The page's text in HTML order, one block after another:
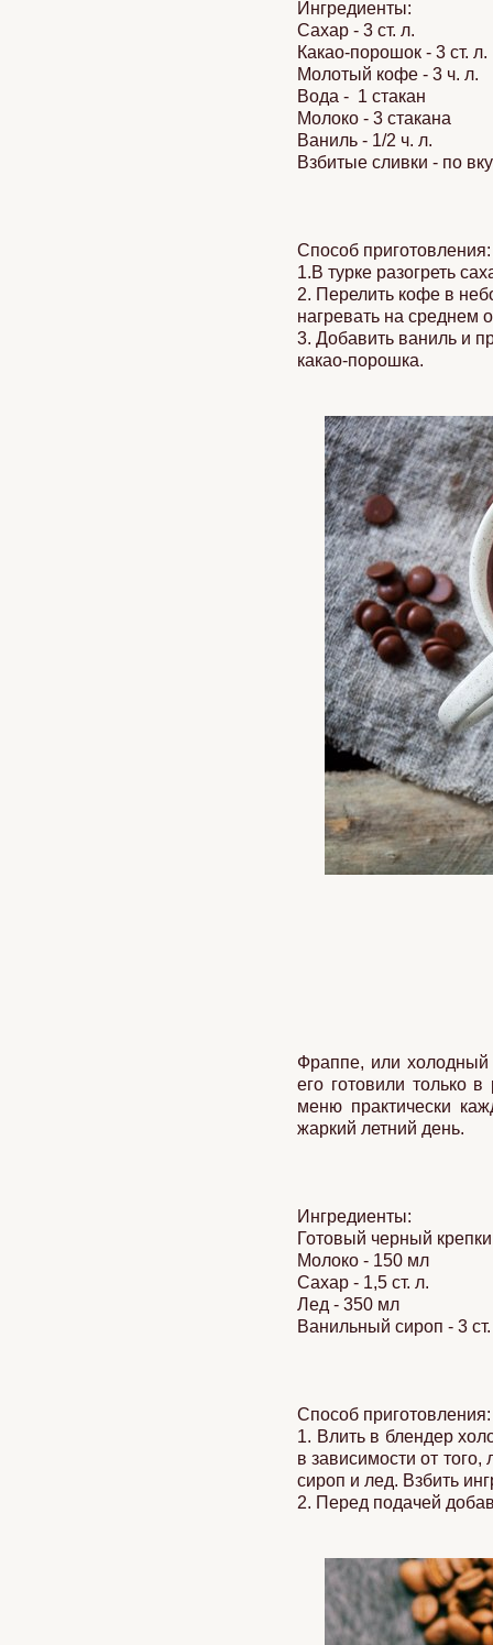
Ингредиенты:
Сахар - 3 ст. л.
Какао-порошок - 3 ст. л.
Молотый кофе - 3 ч. л.
Вода - 1 стакан
Молоко - 3 стакана
Ваниль - 1/2 ч. л.
Взбитые сливки - по
Способ приготовления:
1.В турке разогреть
2. Перелить кофе в
нагревать на среднем
3. Добавить ваниль и
какао-порошка.
Фраппе, или холодный
его готовили только
меню практически
жаркий летний день.
Ингредиенты:
Готовый черный
Молоко - 150 мл
Сахар - 1,5 ст. л.
Лед - 350 мл
Ванильный сироп - 3
Способ приготовления:
1. Влить в блендер
в зависимости от
сироп и лед. Взбить
2. Перед подачей